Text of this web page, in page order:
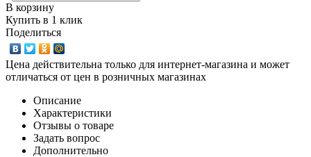
В корзину
Купить в 1 клик
Поделиться
Цена действительна только для интернет-магазина и может
отличаться от цен в розничных магазинах
Описание
Характеристики
Отзывы о товаре
Задать вопрос
Дополнительно